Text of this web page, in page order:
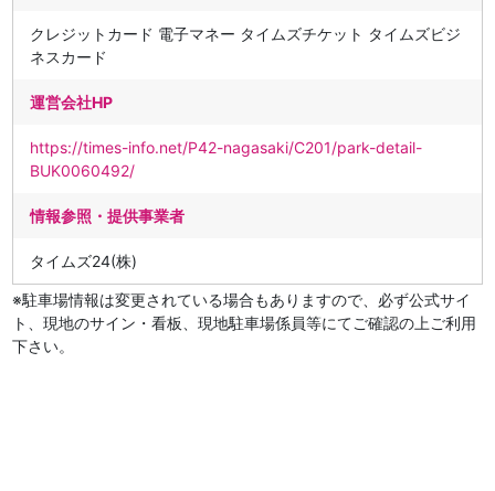
クレジットカード 電子マネー タイムズチケット タイムズビジ
ネスカード
運営会社HP
https://times-info.net/P42-nagasaki/C201/park-detail-
BUK0060492/
情報参照・提供事業者
タイムズ24(株)
※駐車場情報は変更されている場合もありますので、必ず公式サイ
ト、現地のサイン・看板、現地駐車場係員等にてご確認の上ご利用
下さい。